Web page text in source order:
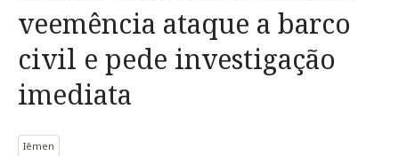
veemência ataque a barco
civil e pede investigação
imediata
Iêmen